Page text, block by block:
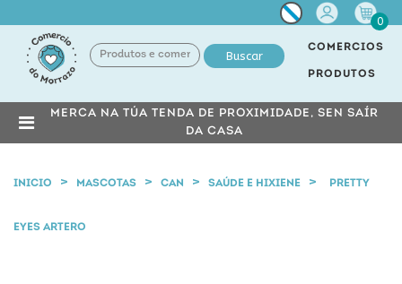
Miña
conta
0
Buscar
COMERCIOS
PRODUTOS
MERCA NA TÚA TENDA DE PROXIMIDADE, SEN SAÍR
DA CASA
INICIO MASCOTAS CAN SAÚDE E HIXIENE PRETTY
EYES ARTERO